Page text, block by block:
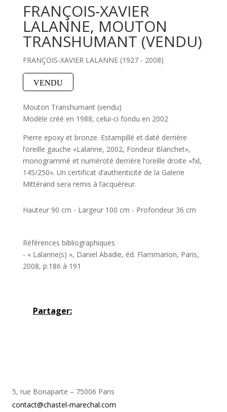
FRANÇOIS-XAVIER
LALANNE, MOUTON
TRANSHUMANT (VENDU)
FRANÇOIS-XAVIER LALANNE (1927 - 2008)
VENDU
Mouton Transhumant (vendu)
Modèle créé en 1988, celui-ci fondu en 2002
Pierre epoxy et bronze. Estampillé et daté derrière
l’oreille gauche «Lalanne, 2002, Fondeur Blanchet»,
monogrammé et numéroté derrière l’oreille droite «fxl,
145/250». Un certificat d’authenticité de la Galerie
Mittérand sera remis à l’acquéreur.
Hauteur 90 cm - Largeur 100 cm - Profondeur 36 cm
Références bibliographiques
- « Lalanne(s) », Daniel Abadie, éd. Flammarion, Paris,
2008, p.186 à 191
Partager:
5, rue Bonaparte – 75006 Paris
contact@chastel-marechal.com